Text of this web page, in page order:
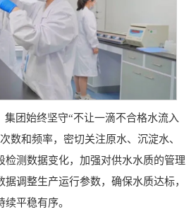
集团始终坚守“不让一滴不合格水流入
数和频率，密切关注原水、沉淀水、
检测数据变化，加强对供水水质的管理
调整生产运行参数，确保水质达标，
平稳有序。